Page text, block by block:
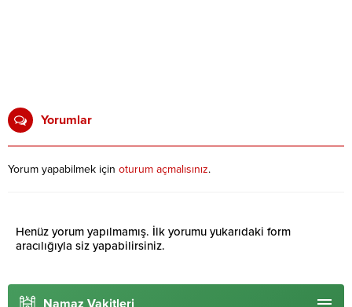
Yorumlar
Yorum yapabilmek için oturum açmalısınız.
Henüz yorum yapılmamış. İlk yorumu yukarıdaki form
aracılığıyla siz yapabilirsiniz.